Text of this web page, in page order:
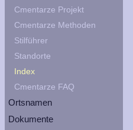
Cmentarze Projekt
Cmentarze Methoden
Stilführer
Standorte
Index
Cmentarze FAQ
Ortsnamen
Dokumente